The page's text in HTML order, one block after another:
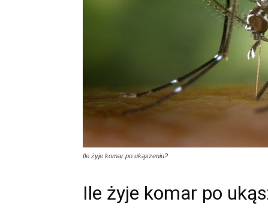
Ile żyje komar po ukąszeniu?
Ile żyje komar po